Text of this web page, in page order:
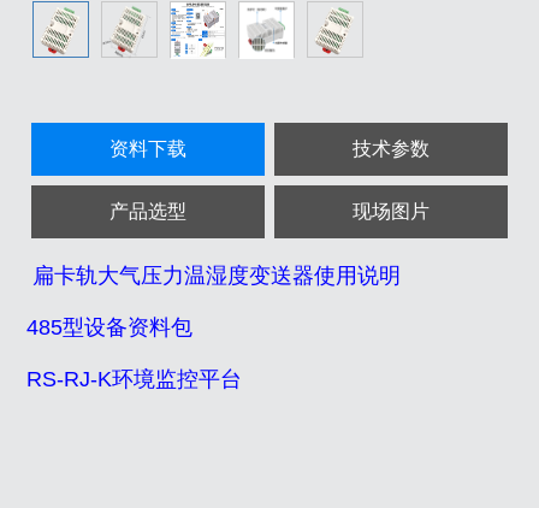
资料下载 技术参数
产品选型 现场图片
扁卡轨大气压力温湿度变送器使用说明
485型设备资料包
RS-RJ-K环境监控平台